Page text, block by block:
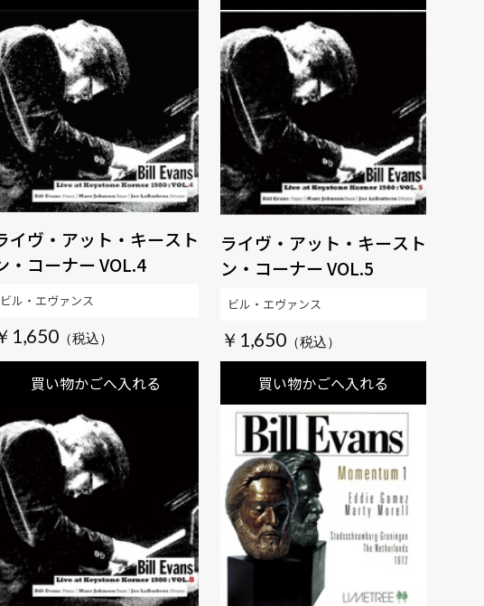
イヴ・アット・キースト
・コーナー VOL.4
1,650
買い物かごへ入れる
ビル・エヴァンス
ライヴ・アット・キースト
ン・コーナー VOL.5
￥1,650
買い物かごへ入れる
ビル・エヴァンス